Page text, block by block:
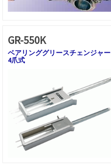
GR-550K
ベアリンググリースチェンジャー
4爪式